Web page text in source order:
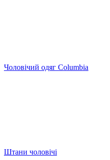
Чоловічий одяг Columbia
Штани чоловічі